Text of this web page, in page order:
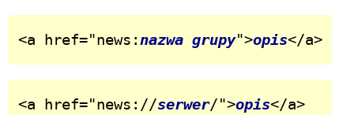
<a href="news:nazwa grupy">opis</a>
<a href="news://serwer/">opis</a>